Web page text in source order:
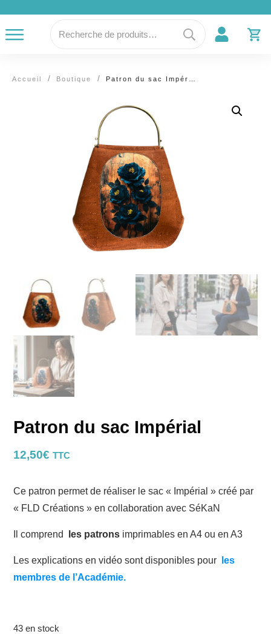
Recherche
Accueil / Boutique /
Patron du sac Impérial
12,50€ TTC
Ce patron permet de réaliser le sac « Impérial » créé par
« FLD Créations » en collaboration avec SéKaN
Il comprend les patrons imprimables en A4 ou en A3
Les explications en vidéo sont disponibles pour les
membres de l’Académie.
43 en stock